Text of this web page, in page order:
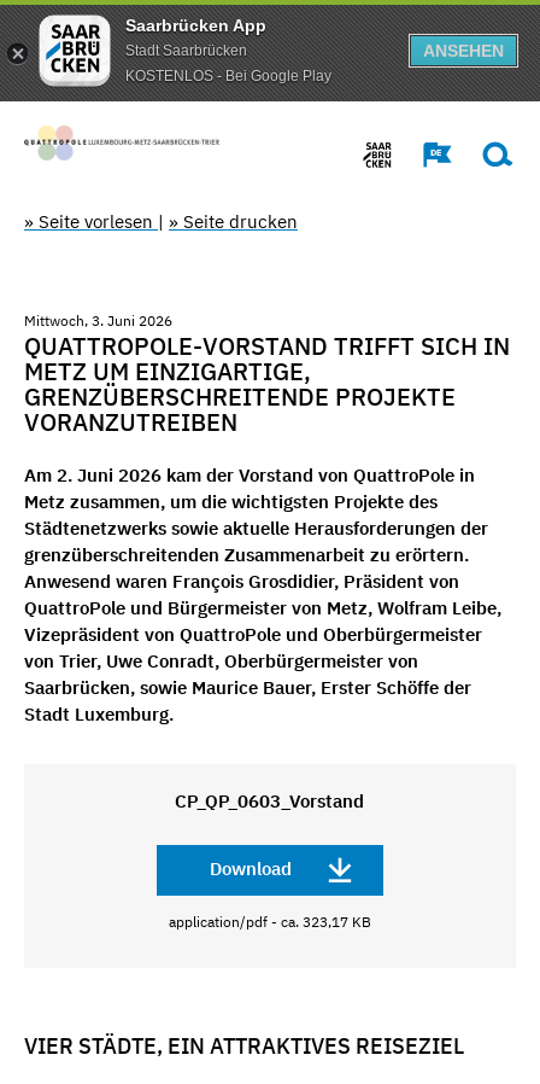
Saarbrücken App
Stadt Saarbrücken
KOSTENLOS - Bei Google Play
ANSEHEN
» Seite vorlesen | » Seite drucken
Mittwoch, 3. Juni 2026
QUATTROPOLE-VORSTAND TRIFFT SICH IN
METZ UM EINZIGARTIGE,
GRENZÜBERSCHREITENDE PROJEKTE
VORANZUTREIBEN
Am 2. Juni 2026 kam der Vorstand von QuattroPole in
Metz zusammen, um die wichtigsten Projekte des
Städtenetzwerks sowie aktuelle Herausforderungen der
grenzüberschreitenden Zusammenarbeit zu erörtern.
Anwesend waren François Grosdidier, Präsident von
QuattroPole und Bürgermeister von Metz, Wolfram Leibe,
Vizepräsident von QuattroPole und Oberbürgermeister
von Trier, Uwe Conradt, Oberbürgermeister von
Saarbrücken, sowie Maurice Bauer, Erster Schöffe der
Stadt Luxemburg.
CP_QP_0603_Vorstand
Download
application/pdf - ca. 323,17 KB
VIER STÄDTE, EIN ATTRAKTIVES REISEZIEL